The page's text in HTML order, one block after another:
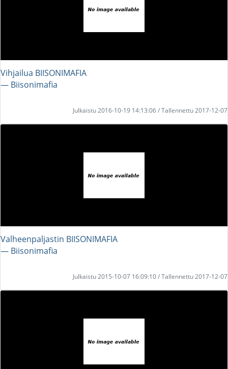
Vihjailua BIISONIMAFIA
― Biisonimafia
Julkaistu 2016-10-19 14:13:06 / Tallennettu 2017-12-07
Valheenpaljastin BIISONIMAFIA
― Biisonimafia
Julkaistu 2015-10-07 16:09:10 / Tallennettu 2017-12-07